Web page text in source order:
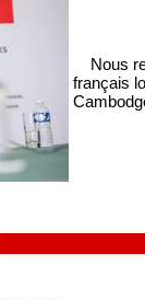
Nous
français